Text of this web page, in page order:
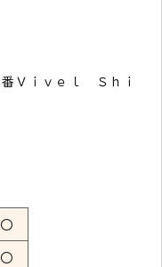
Ｖｉｖｅｌ Ｓｈｉ
〇
〇